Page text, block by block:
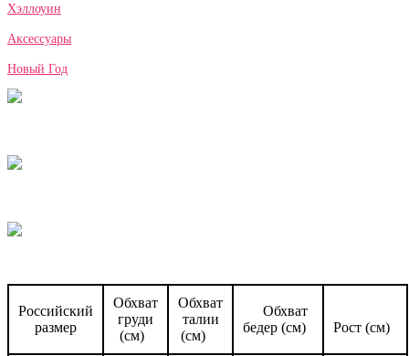
Хэллоуин
Аксессуары
Новый Год
Российский
размер
Обхват
груди
(см)
Обхват
талии
(см)
Обхват
бедер (см)
Рост (см)